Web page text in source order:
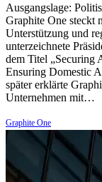
Ausgangslage:
Graphite One steckt
Unterstützung und
unterzeichnete
dem Titel „Securing
Ensuring Domestic
später erklärte
Unternehmen mit…
Graphite One